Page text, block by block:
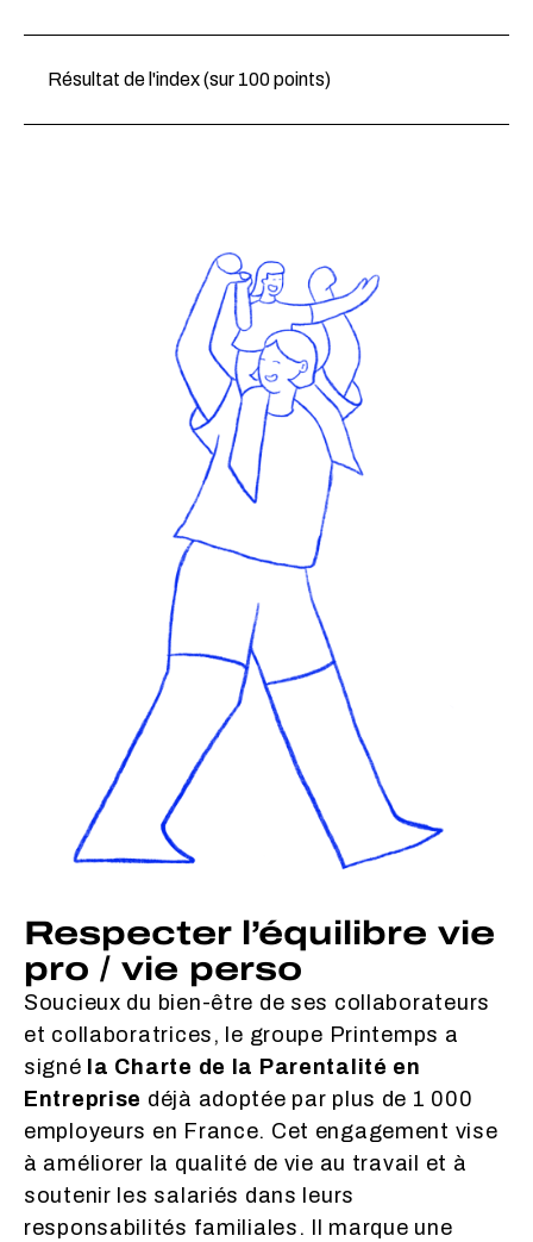
Résultat de l'index (sur 100 points)
Respecter l’équilibre vie
pro / vie perso
Soucieux du bien-être de ses collaborateurs
et collaboratrices, le groupe Printemps a
signé la Charte de la Parentalité en
Entreprise déjà adoptée par plus de 1 000
employeurs en France. Cet engagement vise
à améliorer la qualité de vie au travail et à
soutenir les salariés dans leurs
responsabilités familiales. Il marque une